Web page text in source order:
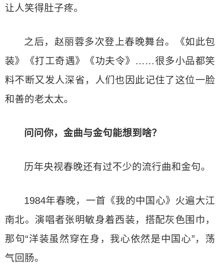
让人笑得肚子疼。
之后，赵丽蓉多次登上春晚舞台。《如此包
装》《打工奇遇》《功夫令》……很多小品都笑
料不断又发人深省，人们也因此记住了这位一脸
和善的老太太。
问问你，金曲与金句能想到啥？
历年央视春晚还有过不少的流行曲和金句。
1984年春晚，一首《我的中国心》火遍大江
南北。演唱者张明敏身着西装，搭配灰色围巾，
那句“洋装虽然穿在身，我心依然是中国心”，荡
气回肠。